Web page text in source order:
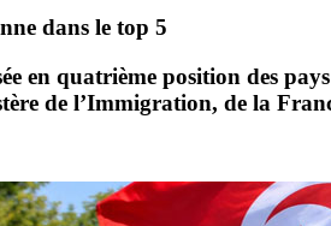
dans le top 5
en quatrième position des
de l’Immigration, de la